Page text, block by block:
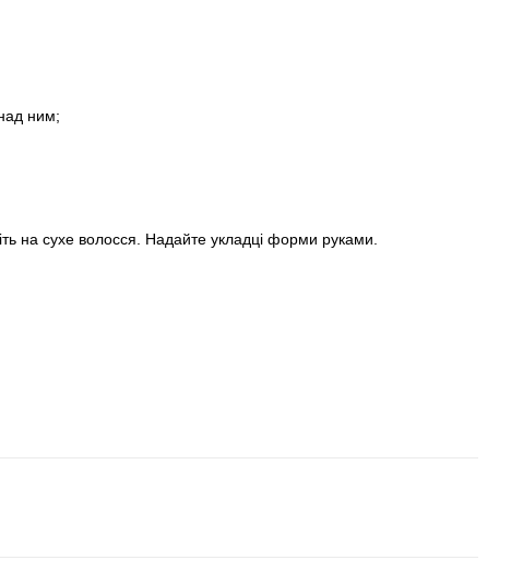
ним;
на сухе волосся. Надайте укладці форми руками.